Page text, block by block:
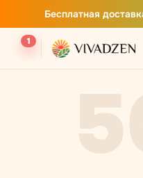
Бесплатная
1